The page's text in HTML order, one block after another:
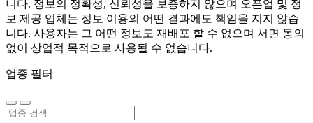
니다. 정보의 정확성, 신뢰성을 보증하지 않으며 오픈업 및 정
보 제공 업체는 정보 이용의 어떤 결과에도 책임을 지지 않습
니다. 사용자는 그 어떤 정보도 재배포 할 수 없으며 서면 동의
없이 상업적 목적으로 사용될 수 없습니다.
업종 필터